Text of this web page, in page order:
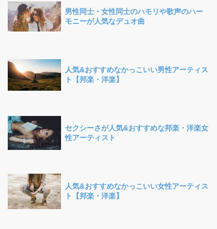
男性同士・女性同士のハモリや歌声のハー
モニーが人気なデュオ曲
人気&おすすめなかっこいい男性アーティス
ト【邦楽・洋楽】
セクシーさが人気&おすすめな邦楽・洋楽女
性アーティスト
人気&おすすめなかっこいい女性アーティス
ト【邦楽・洋楽】